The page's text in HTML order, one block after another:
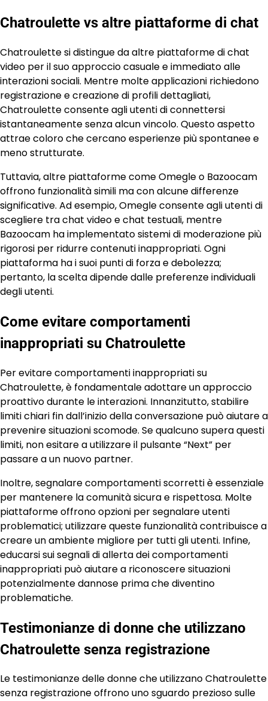
Chatroulette vs altre piattaforme di chat
Chatroulette si distingue da altre piattaforme di chat
video per il suo approccio casuale e immediato alle
interazioni sociali. Mentre molte applicazioni richiedono
registrazione e creazione di profili dettagliati,
Chatroulette consente agli utenti di connettersi
istantaneamente senza alcun vincolo. Questo aspetto
attrae coloro che cercano esperienze più spontanee e
meno strutturate.
Tuttavia, altre piattaforme come Omegle o Bazoocam
offrono funzionalità simili ma con alcune differenze
significative. Ad esempio, Omegle consente agli utenti di
scegliere tra chat video e chat testuali, mentre
Bazoocam ha implementato sistemi di moderazione più
rigorosi per ridurre contenuti inappropriati. Ogni
piattaforma ha i suoi punti di forza e debolezza;
pertanto, la scelta dipende dalle preferenze individuali
degli utenti.
Come evitare comportamenti
inappropriati su Chatroulette
Per evitare comportamenti inappropriati su
Chatroulette, è fondamentale adottare un approccio
proattivo durante le interazioni. Innanzitutto, stabilire
limiti chiari fin dall’inizio della conversazione può aiutare a
prevenire situazioni scomode. Se qualcuno supera questi
limiti, non esitare a utilizzare il pulsante “Next” per
passare a un nuovo partner.
Inoltre, segnalare comportamenti scorretti è essenziale
per mantenere la comunità sicura e rispettosa. Molte
piattaforme offrono opzioni per segnalare utenti
problematici; utilizzare queste funzionalità contribuisce a
creare un ambiente migliore per tutti gli utenti. Infine,
educarsi sui segnali di allerta dei comportamenti
inappropriati può aiutare a riconoscere situazioni
potenzialmente dannose prima che diventino
problematiche.
Testimonianze di donne che utilizzano
Chatroulette senza registrazione
Le testimonianze delle donne che utilizzano Chatroulette
senza registrazione offrono uno sguardo prezioso sulle